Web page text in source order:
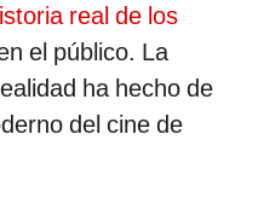
real de los
el público. La
ha hecho de
del cine de